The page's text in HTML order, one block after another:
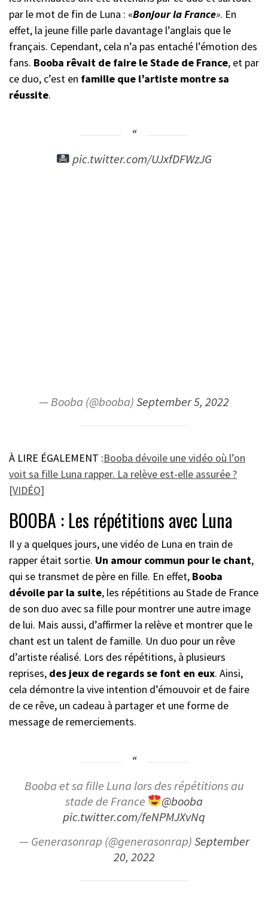
par le mot de fin de Luna : «Bonjour la France». En
effet, la jeune fille parle davantage l’anglais que le
français. Cependant, cela n’a pas entaché l’émotion des
fans. Booba rêvait de faire le Stade de France, et par
ce duo, c’est en famille que l’artiste montre sa
réussite.
pic.twitter.com/UJxfDFWzJG
— Booba (@booba)September 5, 2022
À LIRE ÉGALEMENT :Booba dévoile une vidéo où l’on
voit sa fille Luna rapper. La relève est-elle assurée ?
[VIDÉO]
BOOBA : Les répétitions avec Luna
Il y a quelques jours, une vidéo de Luna en train de
rapper était sortie. Un amour commun pour le chant,
qui se transmet de père en fille. En effet, Booba
dévoile par la suite, les répétitions au Stade de France
de son duo avec sa fille pour montrer une autre image
de lui. Mais aussi, d’affirmer la relève et montrer que le
chant est un talent de famille. Un duo pour un rêve
d’artiste réalisé. Lors des répétitions, à plusieurs
reprises, des jeux de regards se font en eux. Ainsi,
cela démontre la vive intention d’émouvoir et de faire
de ce rêve, un cadeau à partager et une forme de
message de remerciements.
Booba et sa fille Luna lors des répétitions au
stade de France
@booba
pic.twitter.com/feNPMJXvNq
— Generasonrap (@generasonrap)September
20, 2022